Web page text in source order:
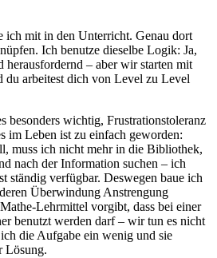
ich mit in den Unterricht. Genau dort
Ich benutze dieselbe Logik: Ja,
herausfordernd – aber wir starten mit
du arbeitest dich von Level zu Level
besonders wichtig, Frustrationstoleranz
im Leben ist zu einfach geworden:
muss ich nicht mehr in die Bibliothek,
nach der Information suchen – ich
ständig verfügbar. Deswegen baue ich
Überwindung Anstrengung
Lehrmittel vorgibt, dass bei einer
benutzt werden darf – wir tun es nicht
die Aufgabe ein wenig und sie
Lösung.